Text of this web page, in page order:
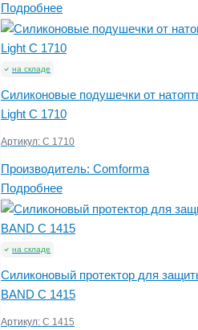
Подробнее
на складе
Силиконовые подушечки от
Light C 1710
Артикул: C 1710
Производитель: Comforma
Подробнее
на складе
Силиконовый протектор для
BAND С 1415
Артикул: С 1415